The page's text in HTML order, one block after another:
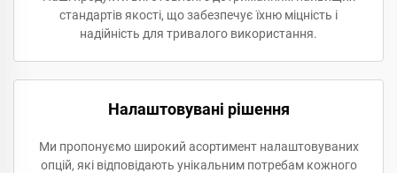
стандартів якості, що забезпечує їхню міцність і
надійність для тривалого використання.
Налаштовувані рішення
Ми пропонуємо широкий асортимент налаштовуваних
опцій, які відповідають унікальним потребам кожного